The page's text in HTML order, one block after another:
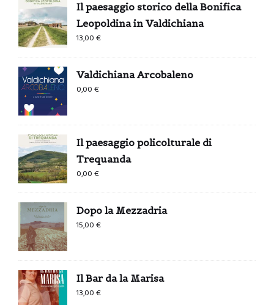
Il paesaggio storico della Bonifica
Leopoldina in Valdichiana
13,00€
Valdichiana Arcobaleno
0,00€
Il paesaggio policolturale di
Trequanda
0,00€
Dopo la Mezzadria
15,00€
Il Bar da la Marisa
13,00€